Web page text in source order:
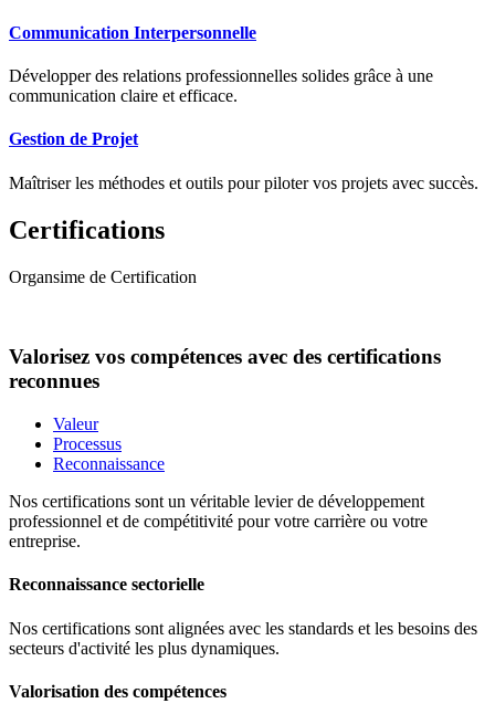
Communication Interpersonnelle
Développer des relations professionnelles solides grâce à une
communication claire et efficace.
Gestion de Projet
Maîtriser les méthodes et outils pour piloter vos projets avec succès.
Certifications
Organsime de Certification
Valorisez vos compétences avec des certifications
reconnues
Valeur
Processus
Reconnaissance
Nos certifications sont un véritable levier de développement
professionnel et de compétitivité pour votre carrière ou votre
entreprise.
Reconnaissance sectorielle
Nos certifications sont alignées avec les standards et les besoins des
secteurs d'activité les plus dynamiques.
Valorisation des compétences